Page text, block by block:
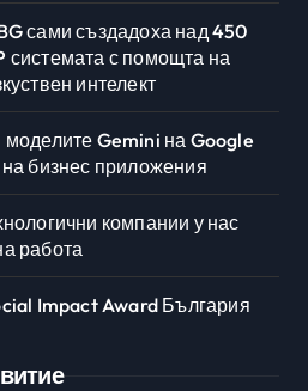
сами създадоха над 450
системата с помощта на
интелект
Gemini на Google
бизнес приложения
компании у нас
работа
Impact Award България